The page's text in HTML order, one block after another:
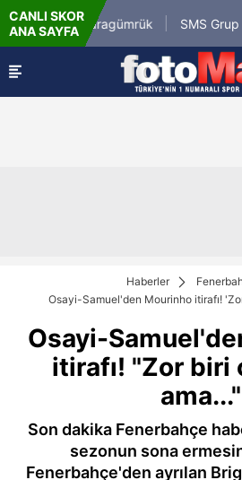
CANLI SKOR
ANA SAYFAKaragümrük SMS Grup
Haberler
Osayi-Samuel'den Mourinho itirafı!
Osayi-
itirafı! "Zor biri
ama..."
Son dakika Fenerbahçe
sezonun sona
Fenerbahçe'den ayrılan